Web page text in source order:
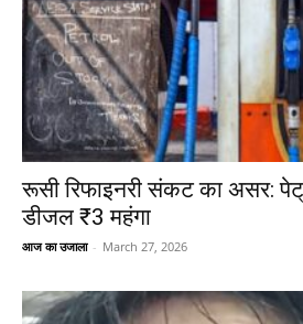
रूसी रिफाइनरी संकट का असर:
डीजल ₹3 महंगा
आज का उजाला - March 27, 2026